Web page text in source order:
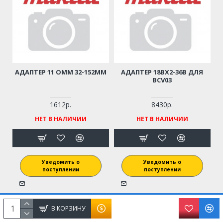
В КОРЗИНУ
АДАПТЕР 11 OMM 32-152ММ
1612р.
НЕТ В НАЛИЧИИ
Уведомить о
поступлении
АДАПТЕР 18BX2-36B ДЛЯ
BCV03
8430р.
НЕТ В НАЛИЧИИ
Уведомить о
поступлении